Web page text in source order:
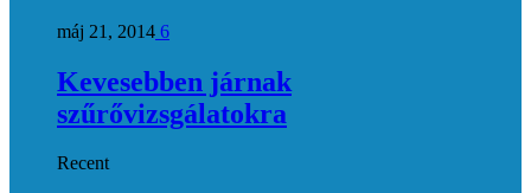
máj 21, 2014 6
Kevesebben járnak
szűrővizsgálatokra
Recent